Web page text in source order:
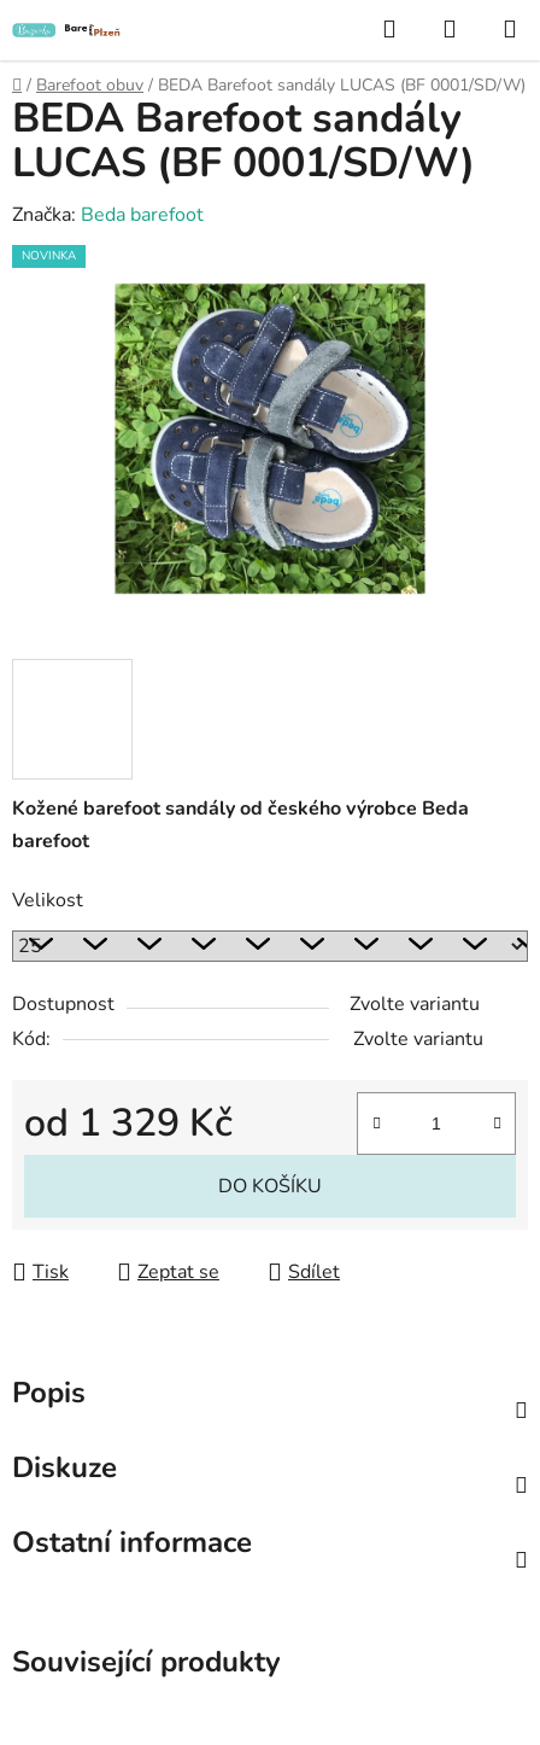
na
obsah
Hledat
KOŠÍK
Domů
/ Barefoot obuv / BEDA Barefoot sandály LUCAS (BF 0001/SD/W)
Kožené barefoot sandály od českého výrobce Beda
barefoot
Velikost
Dostupnost
Zvolte variantu
Kód:
Zvolte variantu
od 1 329 Kč
Měrná cena:
DO KOŠÍKU
Tisk Zeptat se Sdílet
BEDA Barefoot sandály
LUCAS (BF 0001/SD/W)
Značka: Beda barefoot
NOVINKA
Popis
Diskuze
Ostatní informace
Související produkty